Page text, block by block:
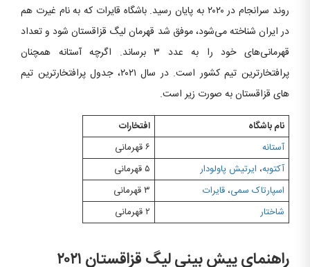
روند سرانجام در ۲۰۲۰ به پایان رسید. باشگاه قایرات که به نام غیرت هم
در ایران شناخته می‌شود، موفق شد قهرمان لیگ قزاقستان شود و تعداد
قهرمانی‌های خود را به عدد ۳ برساند. اگرچه آستانه همچنان
پرافتخارترین تیم کشور است. در سال ۲۰۲۱، جدول پرافتخارترین تیم
های قزاقستان به صورت زیر است.
نام باشگاه
افتخارات
آستانه
۶ قهرمانی
آکتوبه، ایرتیش پاولودار
۵ قهرمانی
اسپارتاک سمی،قایرات
۳ قهرمانی
شاختار
۲ قهرمانی
راهنمای پیش بینی لیگ قزاقستان ۲۰۲۱